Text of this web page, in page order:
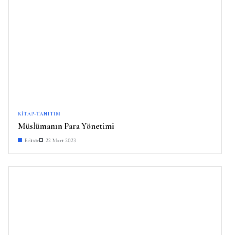
KITAP-TANITIM
Müslümanın Para Yönetimi
Editör 22 Mart 2023